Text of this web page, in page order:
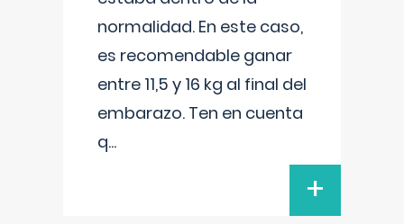
normalidad. En este caso,
es recomendable ganar
entre 11,5 y 16 kg al final del
embarazo. Ten en cuenta
q...
+